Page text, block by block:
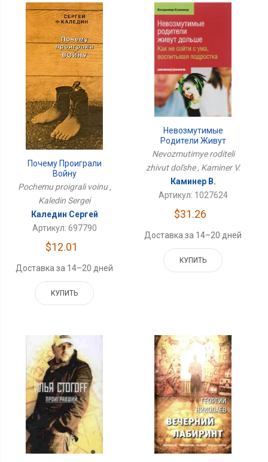
Почему Проиграли
Войну
Pochemu proigrali voinu ,
Kaledin Sergei
Каледин Сергей
Артикул: 697790
$12.01
Доставка за 14–20 дней
КУПИТЬ
Невозмутимые
Родители Живут
Дольше
Nevozmutimye roditeli
zhivut dol'she , Kaminer V.
Каминер В.
Артикул: 1027624
$31.26
Доставка за 14–20 дней
КУПИТЬ